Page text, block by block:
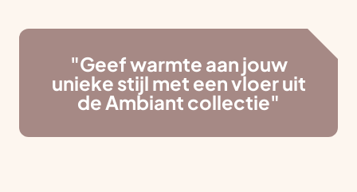
5613DW Eindhoven
Openingstijden
tapijt, vinyl vloeren
"Geef warmte aan jouw
unieke stijl met een vloer uit
de Ambiant collectie"